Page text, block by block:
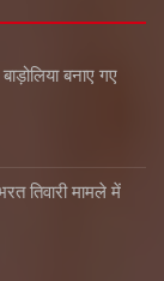
बनाए गए
तिवारी मामले में